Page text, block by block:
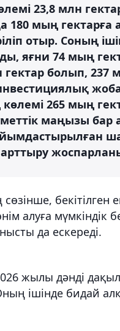
23,8 млн
180 мың
отыр. Соның
яғни 74 мың
болып, 237
көлемі 265 мың
маңызы бар
өнім алуға
да ескереді.
жылы дәнді
ішінде бидай